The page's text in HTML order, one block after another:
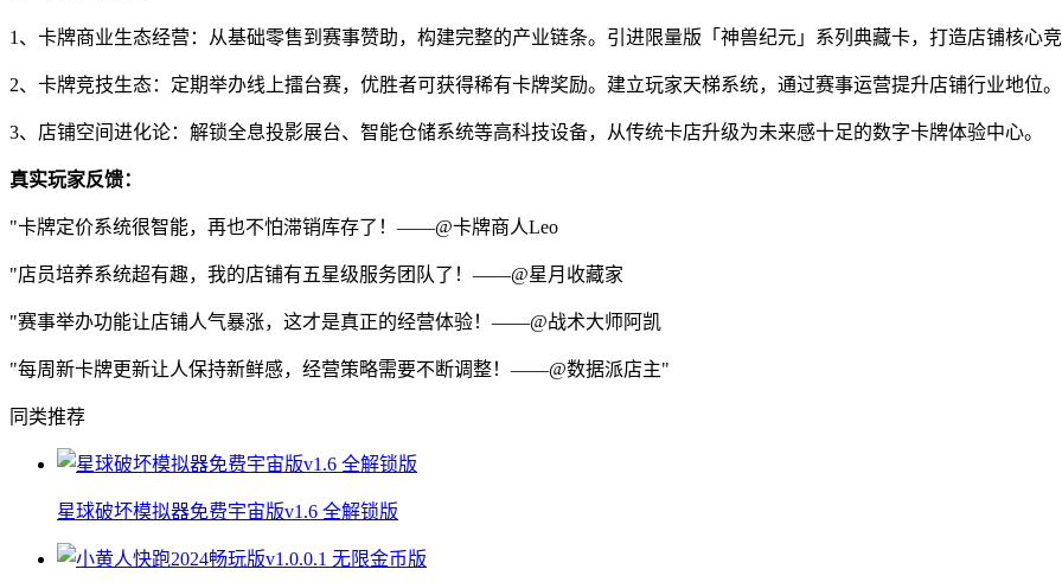
1、卡牌商业生态经营：从基础零售到赛事赞助，构建完整的产业链条。引进限量版「神兽纪元」系列典藏卡，打造店铺核心竞
2、卡牌竞技生态：定期举办线上擂台赛，优胜者可获得稀有卡牌奖励。建立玩家天梯系统，通过赛事运营提升店铺行业地位。
3、店铺空间进化论：解锁全息投影展台、智能仓储系统等高科技设备，从传统卡店升级为未来感十足的数字卡牌体验中心。
真实玩家反馈：
"卡牌定价系统很智能，再也不怕滞销库存了！——@卡牌商人Leo
"店员培养系统超有趣，我的店铺有五星级服务团队了！——@星月收藏家
"赛事举办功能让店铺人气暴涨，这才是真正的经营体验！——@战术大师阿凯
"每周新卡牌更新让人保持新鲜感，经营策略需要不断调整！——@数据派店主"
同类推荐
星球破坏模拟器免费宇宙版v1.6 全解锁版